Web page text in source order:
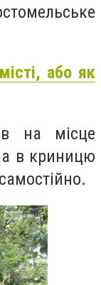
або як
на місце
в криницю